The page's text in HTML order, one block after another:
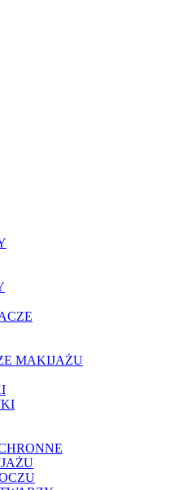
MAKIJAŻU